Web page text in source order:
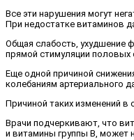
Все эти нарушения могут
При недостатке витаминов
Общая слабость, ухудшение
прямой стимуляции половых
Еще одной причиной
колебаниям артериального
Причиной таких изменений
Врачи подчеркивают, что
и витамины группы B, может